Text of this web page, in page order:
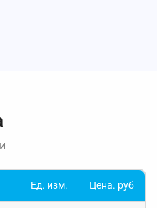
Ед. изм. Цена. руб